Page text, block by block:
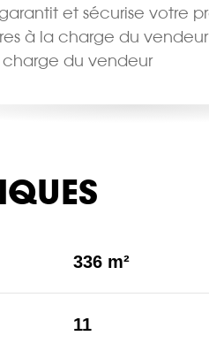
et sécurise votre
à la charge du vendeur
charge du vendeur
336 m²
11